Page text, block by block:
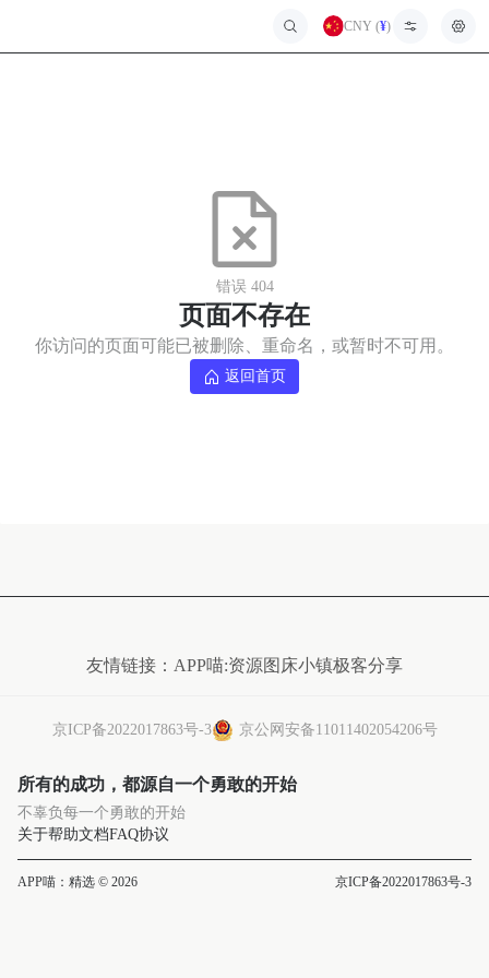
CNY (¥)
错误 404
页面不存在
你访问的页面可能已被删除、重命名，或暂时不可用。
返回首页
友情链接： APP喵:资源图床小镇极客分享
京ICP备2022017863号-3 京公网安备11011402054206号
所有的成功，都源自一个勇敢的开始
不辜负每一个勇敢的开始
关于帮助文档FAQ协议
APP喵：精选 © 2026 京ICP备2022017863号-3